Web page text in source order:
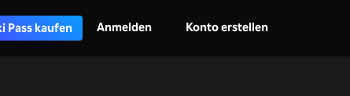
Pass kaufen Anmelden Konto erstellen